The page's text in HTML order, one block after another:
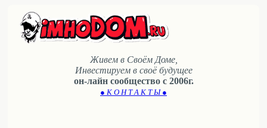
Живем в Своём Доме,
Инвестируем в своё будущее
он-лайн сообщество с 2006г.
● К О Н Т А К Т Ы ●